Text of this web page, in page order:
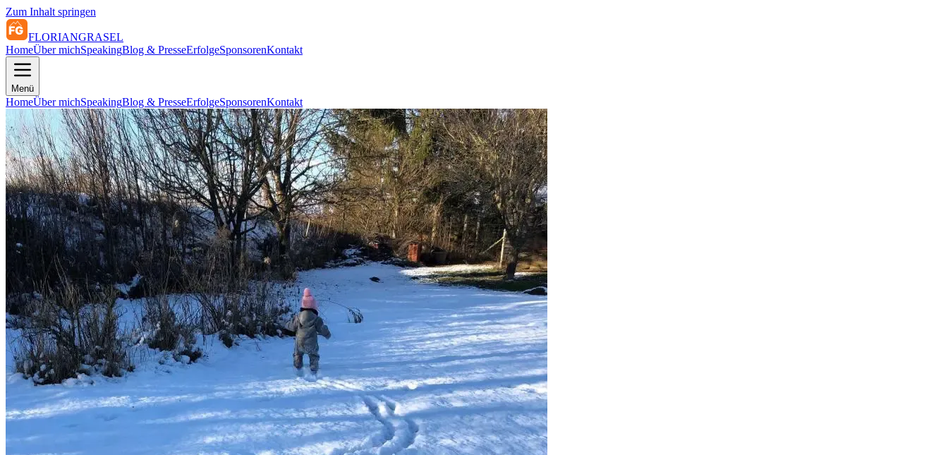
Zum Inhalt springen
FLORIANGRASEL
HomeÜber michSpeakingBlog & PresseErfolgeSponsorenKontakt
Menü
HomeÜber michSpeakingBlog & PresseErfolgeSponsorenKontakt